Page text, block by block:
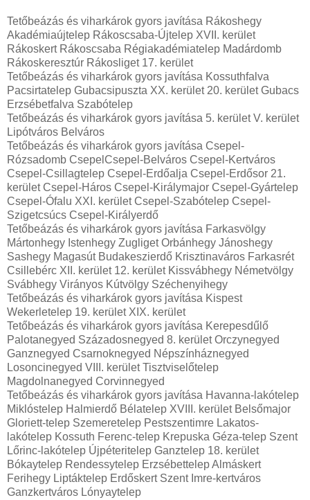
Tetőbeázás és viharkárok gyors javítása Rákoshegy
Akadémiaújtelep Rákoscsaba-Újtelep XVII. kerület
Rákoskert Rákoscsaba Régiakadémiatelep Madárdomb
Rákoskeresztúr Rákosliget 17. kerület
Tetőbeázás és viharkárok gyors javítása Kossuthfalva
Pacsirtatelep Gubacsipuszta XX. kerület 20. kerület Gubacs
Erzsébetfalva Szabótelep
Tetőbeázás és viharkárok gyors javítása 5. kerület V. kerület
Lipótváros Belváros
Tetőbeázás és viharkárok gyors javítása Csepel-
Rózsadomb CsepelCsepel-Belváros Csepel-Kertváros
Csepel-Csillagtelep Csepel-Erdőalja Csepel-Erdősor 21.
kerület Csepel-Háros Csepel-Királymajor Csepel-Gyártelep
Csepel-Ófalu XXI. kerület Csepel-Szabótelep Csepel-
Szigetcsúcs Csepel-Királyerdő
Tetőbeázás és viharkárok gyors javítása Farkasvölgy
Mártonhegy Istenhegy Zugliget Orbánhegy Jánoshegy
Sashegy Magasút Budakeszierdő Krisztinaváros Farkasrét
Csillebérc XII. kerület 12. kerület Kissvábhegy Németvölgy
Svábhegy Virányos Kútvölgy Széchenyihegy
Tetőbeázás és viharkárok gyors javítása Kispest
Wekerletelep 19. kerület XIX. kerület
Tetőbeázás és viharkárok gyors javítása Kerepesdűlő
Palotanegyed Századosnegyed 8. kerület Orczynegyed
Ganznegyed Csarnoknegyed Népszínháznegyed
Losoncinegyed VIII. kerület Tisztviselőtelep
Magdolnanegyed Corvinnegyed
Tetőbeázás és viharkárok gyors javítása Havanna-lakótelep
Miklóstelep Halmierdő Bélatelep XVIII. kerület Belsőmajor
Gloriett-telep Szemeretelep Pestszentimre Lakatos-
lakótelep Kossuth Ferenc-telep Krepuska Géza-telep Szent
Lőrinc-lakótelep Újpéteritelep Ganztelep 18. kerület
Bókaytelep Rendessytelep Erzsébettelep Almáskert
Ferihegy Liptáktelep Erdőskert Szent Imre-kertváros
Ganzkertváros Lónyaytelep